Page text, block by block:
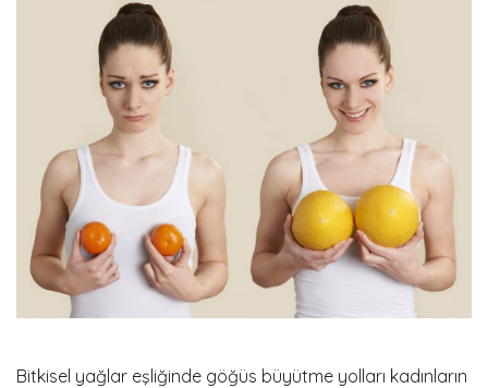
Bitkisel yağlar eşliğinde göğüs büyütme yolları kadınların